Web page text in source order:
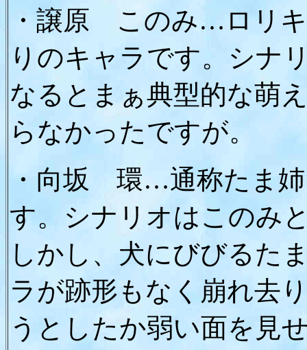
・譲原 このみ…ロリ
りのキャラです。シナ
なるとまぁ典型的な萌
らなかったですが。
・向坂 環…通称たま姉
す。シナリオはこのみ
しかし、犬にびびるた
ラが跡形もなく崩れ去
うとしたか弱い面を見